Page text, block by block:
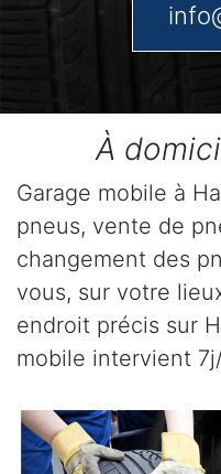
À
Garage mobile à
pneus, vente de
changement des
vous, sur votre
endroit précis sur
mobile intervient